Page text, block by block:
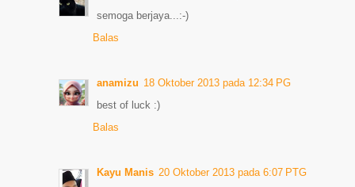
semoga berjaya...:-)
Balas
anamizu 18 Oktober 2013 pada 12:34 PG
best of luck :)
Balas
Kayu Manis 20 Oktober 2013 pada 6:07 PTG